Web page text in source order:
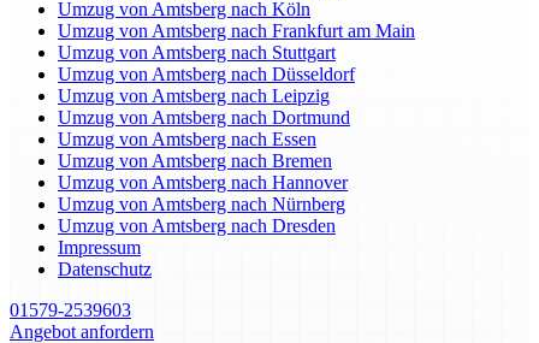
Umzug von Amtsberg nach Köln
Umzug von Amtsberg nach Frankfurt am Main
Umzug von Amtsberg nach Stuttgart
Umzug von Amtsberg nach Düsseldorf
Umzug von Amtsberg nach Leipzig
Umzug von Amtsberg nach Dortmund
Umzug von Amtsberg nach Essen
Umzug von Amtsberg nach Bremen
Umzug von Amtsberg nach Hannover
Umzug von Amtsberg nach Nürnberg
Umzug von Amtsberg nach Dresden
Impressum
Datenschutz
01579-2539603
Angebot anfordern